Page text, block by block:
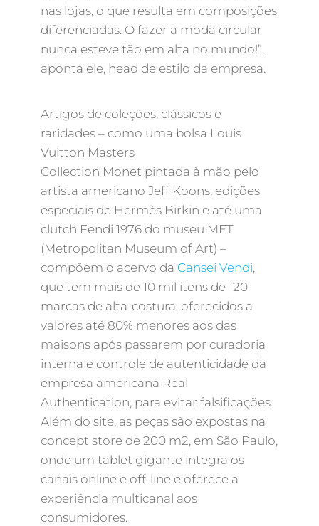
nas lojas, o que resulta em composições
diferenciadas. O fazer a moda circular
nunca esteve tão em alta no mundo!”,
aponta ele, head de estilo da empresa.
Artigos de coleções, clássicos e
raridades – como uma bolsa Louis
Vuitton Masters
Collection Monet pintada à mão pelo
artista americano Jeff Koons, edições
especiais de Hermès Birkin e até uma
clutch Fendi 1976 do museu MET
(Metropolitan Museum of Art) –
compõem o acervo da Cansei Vendi,
que tem mais de 10 mil itens de 120
marcas de alta-costura, oferecidos a
valores até 80% menores aos das
maisons após passarem por curadoria
interna e controle de autenticidade da
empresa americana Real
Authentication, para evitar falsificações.
Além do site, as peças são expostas na
concept store de 200 m2, em São Paulo,
onde um tablet gigante integra os
canais online e off-line e oferece a
experiência multicanal aos
consumidores.